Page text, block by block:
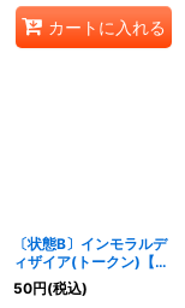
カートに入れる
〔状態B〕インモラルデ
ィザイア(トークン)【プ
レミアム】{BP13-P32}
《ナイトメア》
50円(税込)